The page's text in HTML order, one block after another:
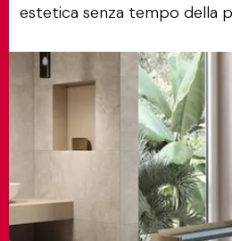
estetica senza tempo della